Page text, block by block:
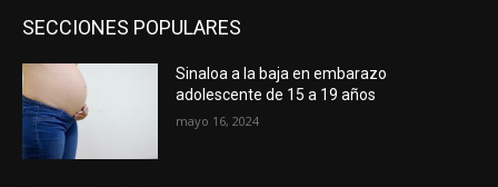
SECCIONES POPULARES
Sinaloa a la baja en embarazo
adolescente de 15 a 19 años
mayo 16, 2024